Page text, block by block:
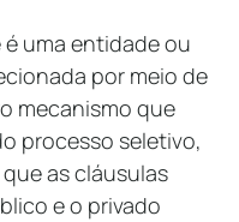
uma entidade ou
por meio de
mecanismo que
processo seletivo,
as cláusulas
e o privado